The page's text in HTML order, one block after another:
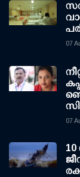
07
07